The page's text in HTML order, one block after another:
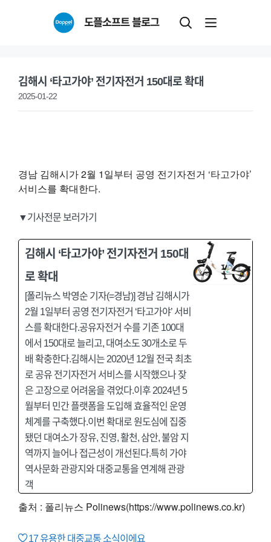
도플소프트 블로그
김해시 ‘타고가야’ 전기자전거 150대로 확대
2025-01-22
경남 김해시가 2월 1일부터 공영 전기자전거 ‘타고가야’
서비스를 확대한다.
▼기사전문 보러가기
김해시 ‘타고가야’ 전기자전거 150대
로 확대
[폴리뉴스 박영순 기자(=경남)] 경남 김해시가
2월 1일부터 공영 전기자전거 ‘타고가야’ 서비
스를 확대한다.공유자전거 수를 기존 100대
에서 150대로 늘리고, 대여소도 30개소로 두
배 확충한다.김해시는 2020년 12월 전국 최초
로 공유 전기자전거 서비스를 시작했으나 잦
은 고장으로 어려움을 겪었다.이후 2024년 5
월부터 민간 플랫폼을 도입해 효율적인 운영
체계를 구축했다.이번 확대로 원도심에 집중
됐던 대여소가 장유, 진영, 활천, 삼안, 불암 지
역까지 늘어나 접근성이 개선된다.특히 가야
역사문화 관광지와 대중교통을 연계해 관광
객
출처 : 폴리뉴스 Polinews(https://www.polinews.co.kr)
17유용한 대중교통 소식이에요